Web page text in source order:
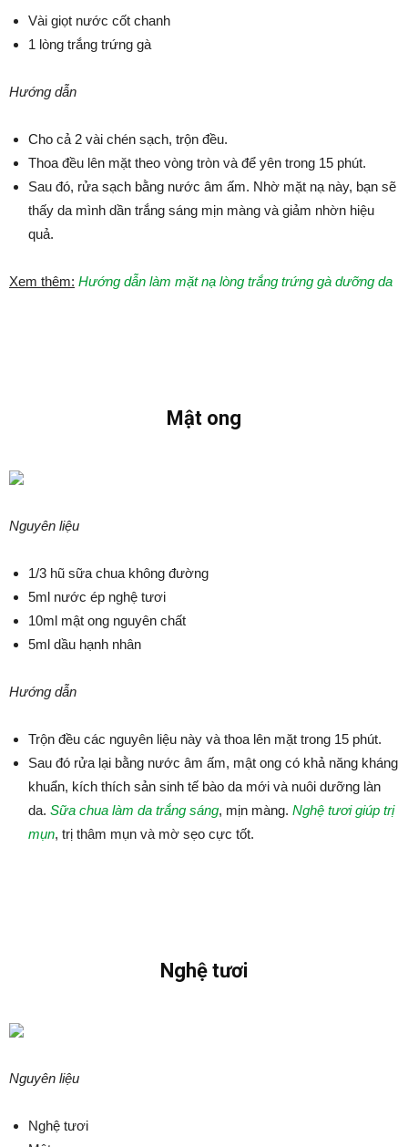
Vài giọt nước cốt chanh
1 lòng trắng trứng gà
Hướng dẫn
Cho cả 2 vài chén sạch, trộn đều.
Thoa đều lên mặt theo vòng tròn và để yên trong 15 phút.
Sau đó, rửa sạch bằng nước âm ấm. Nhờ mặt nạ này, bạn sẽ
thấy da mình dần trắng sáng mịn màng và giảm nhờn hiệu
quả.
Xem thêm: Hướng dẫn làm mặt nạ lòng trắng trứng gà dưỡng da
Mật ong
Nguyên liệu
1/3 hũ sữa chua không đường
5ml nước ép nghệ tươi
10ml mật ong nguyên chất
5ml dầu hạnh nhân
Hướng dẫn
Trộn đều các nguyên liệu này và thoa lên mặt trong 15 phút.
Sau đó rửa lại bằng nước âm ấm, mật ong có khả năng kháng
khuẩn, kích thích sản sinh tế bào da mới và nuôi dưỡng làn
da. Sữa chua làm da trắng sáng, mịn màng. Nghệ tươi giúp trị
mụn, trị thâm mụn và mờ sẹo cực tốt.
Nghệ tươi
Nguyên liệu
Nghệ tươi